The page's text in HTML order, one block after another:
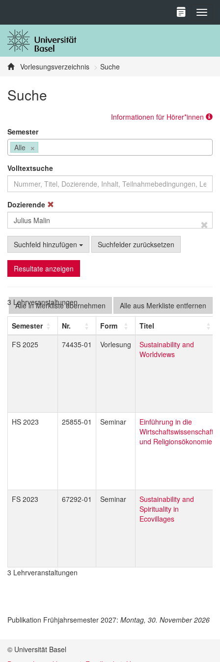
Vorlesungsverzeichnis Suche
Suche
Informationen für Hörer*innen
Semester
×
Alle
Volltextsuche
Dozierende
Suchfeld hinzufügen Suchfelder zurücksetzen
Resultate anzeigen
Alle aus Merkliste entfernen
Alle in Merkliste übernehmen
3 Lehrveranstaltungen
Semester Nr. Form
Titel
FS 2025
74435-01 Vorlesung
Sustainability and
Worldviews
HS 2023 25855-01 Seminar
Einführung in die
Wirtschaftswissenschaft
und Religionsökonomie
FS 2023 67292-01 Seminar
Sustainability and
Spirituality in
Ecovillages
3 Lehrveranstaltungen
Publikation Frühjahrsemester 2027: Montag, 30. November 2026
© Universität Basel